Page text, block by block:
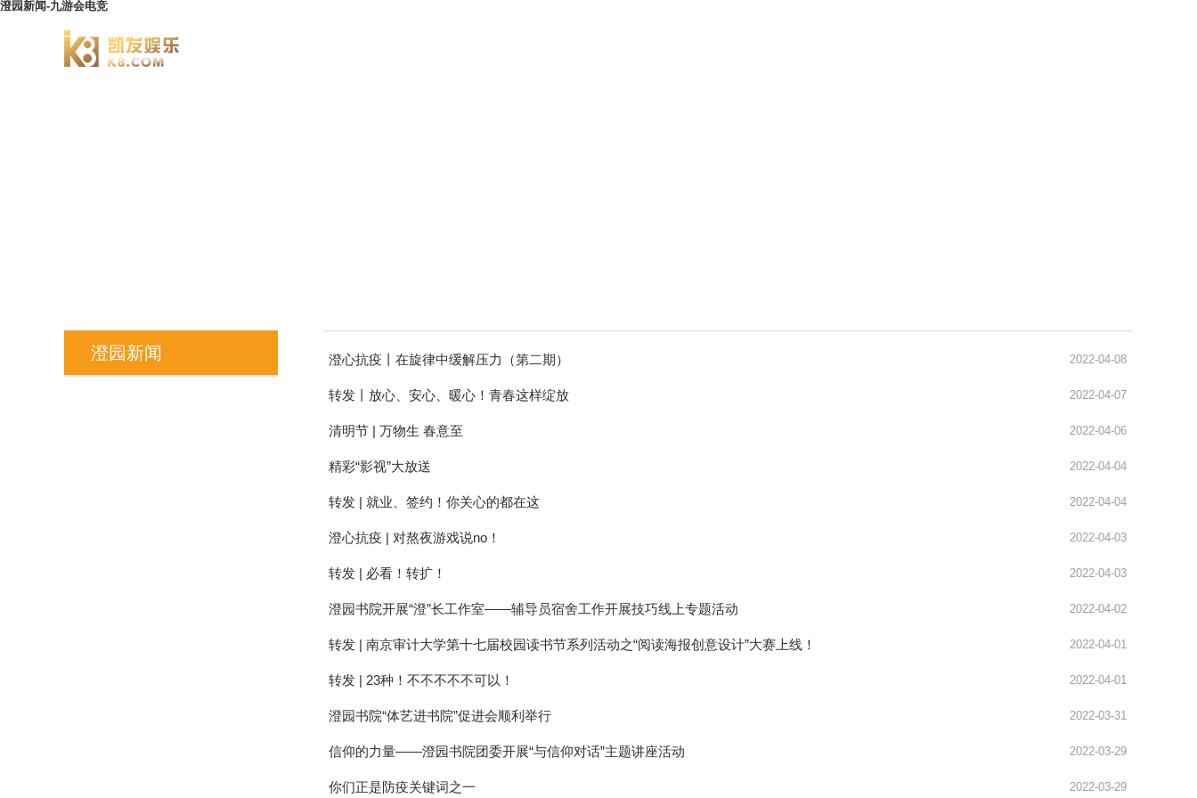
澄园新闻-九游会电竞
澄园新闻 澄心抗疫丨在旋律中缓解压力（第二期） 2022-04-08
转发丨放心、安心、暖心！青春这样绽放 2022-04-07
清明节 | 万物生 春意至 2022-04-06
精彩“影视”大放送 2022-04-04
转发 | 就业、签约！你关心的都在这 2022-04-04
澄心抗疫 | 对熬夜游戏说no！ 2022-04-03
转发 | 必看！转扩！ 2022-04-03
澄园书院开展“澄”长工作室——辅导员宿舍工作开展技巧线上专题活动 2022-04-02
转发 | 南京审计大学第十七届校园读书节系列活动之“阅读海报创意设计”大赛上线！ 2022-04-01
转发 | 23种！不不不不不可以！ 2022-04-01
澄园书院“体艺进书院”促进会顺利举行 2022-03-31
信仰的力量——澄园书院团委开展“与信仰对话”主题讲座活动 2022-03-29
你们正是防疫关键词之一 2022-03-29